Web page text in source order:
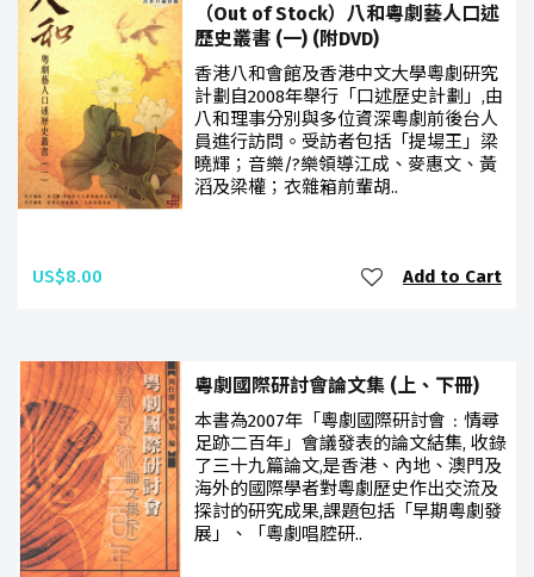
（Out of Stock）八和粵劇藝人口述
歷史叢書 (一) (附DVD)
香港八和會館及香港中文大學粵劇研究
計劃自2008年舉行「口述歷史計劃」,由
八和理事分別與多位資深粵劇前後台人
員進行訪問。受訪者包括「提場王」梁
曉輝；音樂/?樂領導江成、麥惠文、黃
滔及梁權；衣雜箱前輩胡..
US$8.00 Add to Cart
粵劇國際研討會論文集 (上、下冊)
本書為2007年「粵劇國際研討會﹕情尋
足跡二百年」會議發表的論文結集, 收錄
了三十九篇論文,是香港、內地、澳門及
海外的國際學者對粵劇歷史作出交流及
探討的研究成果,課題包括「早期粵劇發
展」、「粵劇唱腔研..